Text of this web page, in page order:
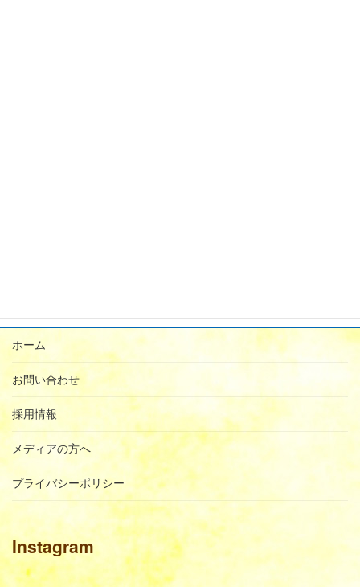
ホーム
お問い合わせ
採用情報
メディアの方へ
プライバシーポリシー
Instagram